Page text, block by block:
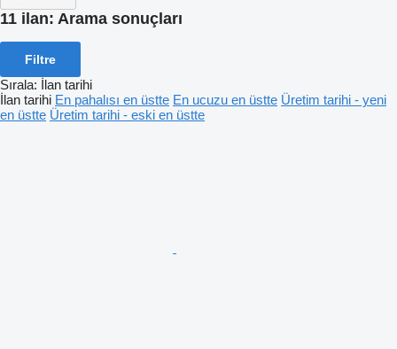
11 ilan: Arama sonuçları
Filtre
Sırala: İlan tarihi
İlan tarihi En pahalısı en üstte En ucuzu en üstte Üretim tarihi - yeni
en üstte Üretim tarihi - eski en üstte